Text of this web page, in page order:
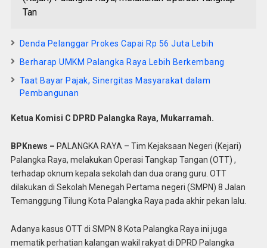
Tan
Denda Pelanggar Prokes Capai Rp 56 Juta Lebih
Berharap UMKM Palangka Raya Lebih Berkembang
Taat Bayar Pajak, Sinergitas Masyarakat dalam
Pembangunan
Ketua Komisi C DPRD Palangka Raya, Mukarramah.
BPKnews – PALANGKA RAYA – Tim Kejaksaan Negeri (Kejari)
Palangka Raya, melakukan Operasi Tangkap Tangan (OTT) ,
terhadap oknum kepala sekolah dan dua orang guru. OTT
dilakukan di Sekolah Menegah Pertama negeri (SMPN) 8 Jalan
Temanggung Tilung Kota Palangka Raya pada akhir pekan lalu.
Adanya kasus OTT di SMPN 8 Kota Palangka Raya ini juga
mematik perhatian kalangan wakil rakyat di DPRD Palangka